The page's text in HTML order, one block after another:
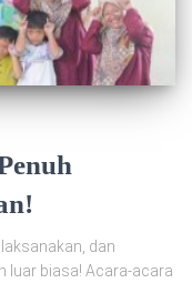
dan
luar biasa! Acara-acara